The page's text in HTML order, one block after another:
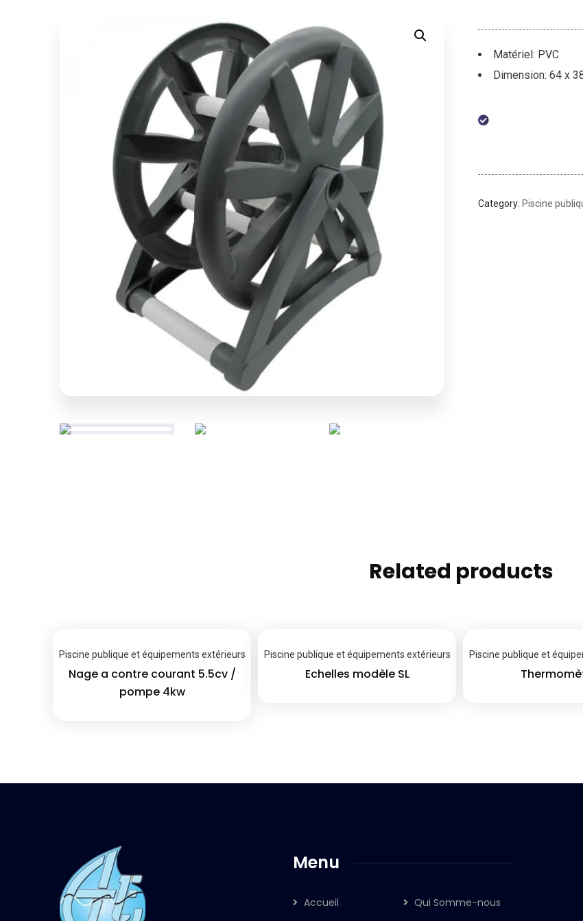
Matériel: PVC
Dimension: 64 x
Category: Piscine
Related products
Piscine publique et équipements extérieurs
Nage a contre courant 5.5cv /
pompe 4kw
Piscine publique et équipements extérieurs
Echelles modèle SL
Piscine publique et
Menu
Accueil Qui Somme-nous